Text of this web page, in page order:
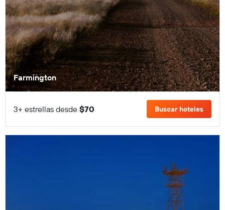
Farmington
3+ estrellas desde $70 Buscar hoteles